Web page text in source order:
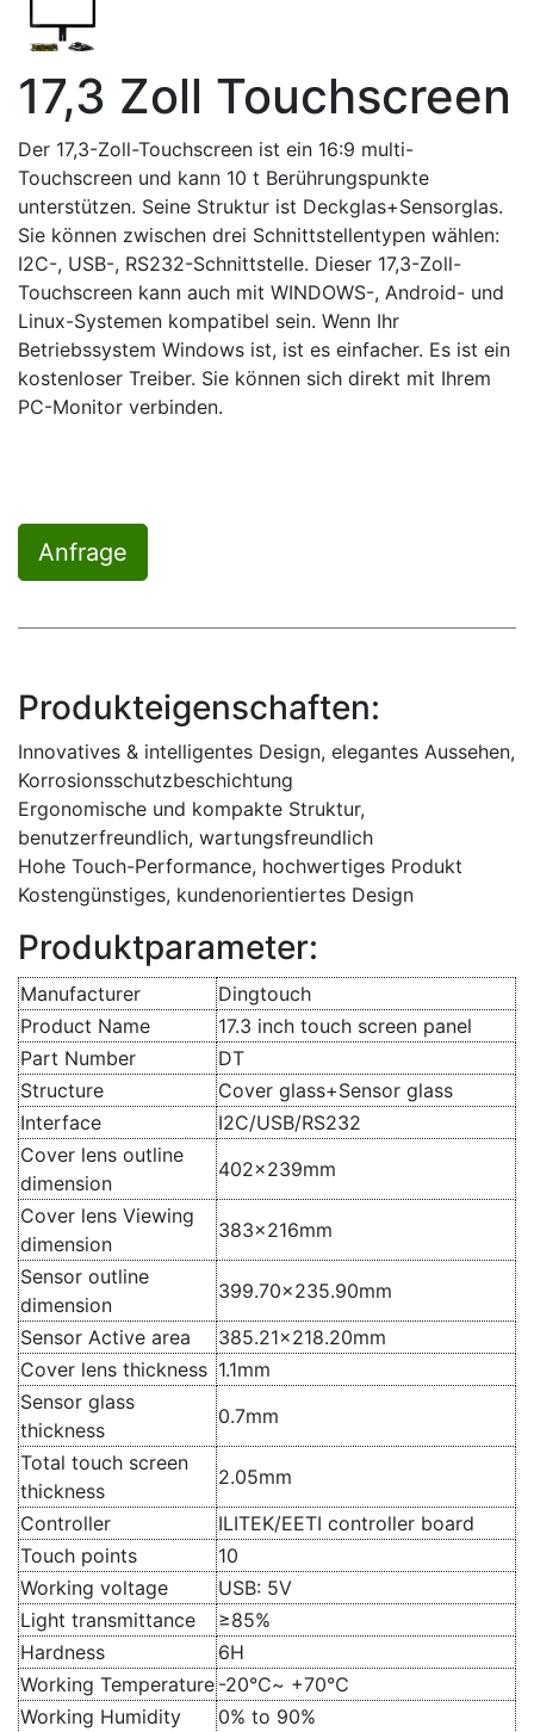
17,3 Zoll Touchscreen
Der 17,3-Zoll-Touchscreen ist ein 16:9 multi-
Touchscreen und kann 10 t Berührungspunkte
unterstützen. Seine Struktur ist Deckglas+Sensorglas.
Sie können zwischen drei Schnittstellentypen wählen:
I2C-, USB-, RS232-Schnittstelle. Dieser 17,3-Zoll-
Touchscreen kann auch mit WINDOWS-, Android- und
Linux-Systemen kompatibel sein. Wenn Ihr
Betriebssystem Windows ist, ist es einfacher. Es ist ein
kostenloser Treiber. Sie können sich direkt mit Ihrem
PC-Monitor verbinden.
Anfrage
Produkteigenschaften:
Innovatives & intelligentes Design, elegantes Aussehen,
Korrosionsschutzbeschichtung
Ergonomische und kompakte Struktur,
benutzerfreundlich, wartungsfreundlich
Hohe Touch-Performance, hochwertiges Produkt
Kostengünstiges, kundenorientiertes Design
Produktparameter:
Manufacturer
Dingtouch
Product Name
17.3 inch touch screen panel
Part Number
DT
Structure
Cover glass+Sensor glass
Interface
I2C/USB/RS232
Cover lens outline
dimension
402x239mm
Cover lens Viewing
dimension
383x216mm
Sensor outline
dimension
399.70×235.90mm
Sensor Active area
385.21×218.20mm
Cover lens thickness 1.1mm
Sensor glass
thickness
0.7mm
Total touch screen
thickness
2.05mm
Controller
ILITEK/EETI controller board
Touch points
10
Working voltage
USB: 5V
Light transmittance
≥85%
Hardness
6H
Working Temperature -20℃~ +70℃
Working Humidity
0% to 90%